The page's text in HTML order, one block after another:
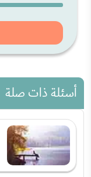
أسئلة ذات صلة